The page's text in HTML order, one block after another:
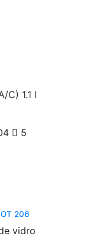
C) 1.1 I
5
206
vidro